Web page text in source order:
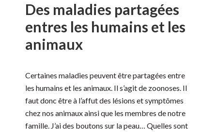
Des maladies partagées
entres les humains et les
animaux
Certaines maladies peuvent être partagées entre
les humains et les animaux. Il s’agit de zoonoses. Il
faut donc être à l’affut des lésions et symptômes
chez nos animaux ainsi que les membres de notre
famille. J’ai des boutons sur la peau… Quelles sont